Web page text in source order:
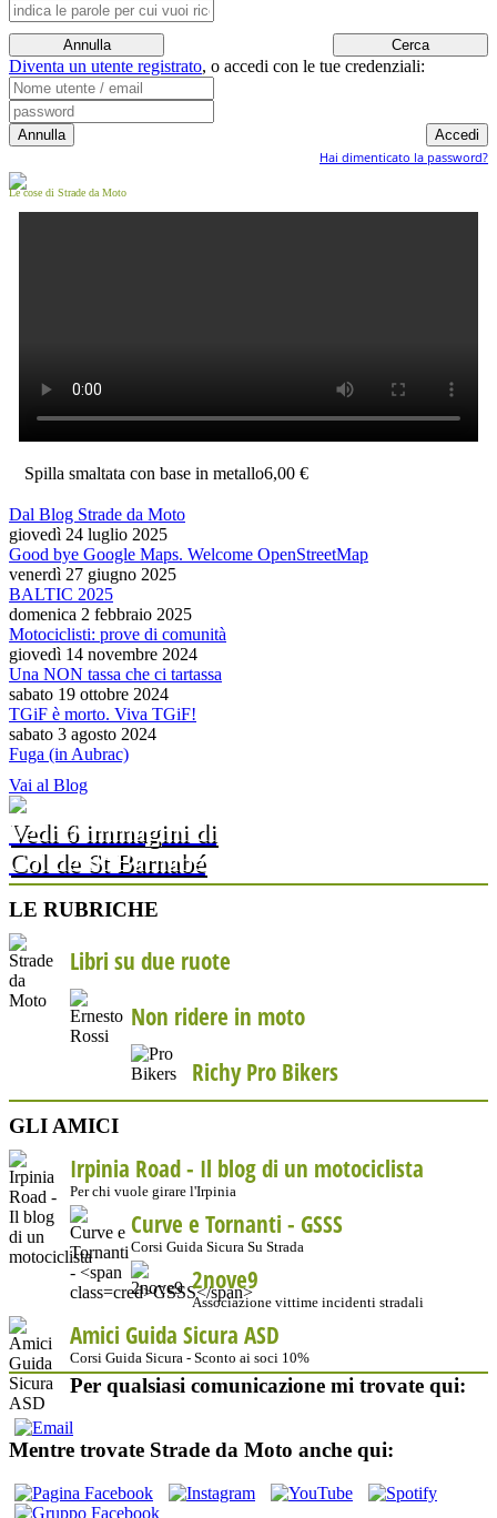
Diventa un utente registrato, o accedi con le tue credenziali:
Hai dimenticato la password?
Le cose di Strade da Moto
Spilla smaltata con base in metallo6,00 €
Dal Blog Strade da Moto
giovedì 24 luglio 2025
Good bye Google Maps. Welcome OpenStreetMap
venerdì 27 giugno 2025
BALTIC 2025
domenica 2 febbraio 2025
Motociclisti: prove di comunità
giovedì 14 novembre 2024
Una NON tassa che ci tartassa
sabato 19 ottobre 2024
TGiF è morto. Viva TGiF!
sabato 3 agosto 2024
Fuga (in Aubrac)
Vai al Blog
Vedi 6 immagini di
Col de St Barnabé
LE RUBRICHE
Libri su due ruote
Non ridere in moto
Richy Pro Bikers
GLI AMICI
Irpinia Road - Il blog di un motociclista
Per chi vuole girare l'Irpinia
Curve e Tornanti - GSSS
Corsi Guida Sicura Su Strada
2nove9
Associazione vittime incidenti stradali
Amici Guida Sicura ASD
Corsi Guida Sicura - Sconto ai soci 10%
Per qualsiasi comunicazione mi trovate qui:
Mentre trovate Strade da Moto anche qui: